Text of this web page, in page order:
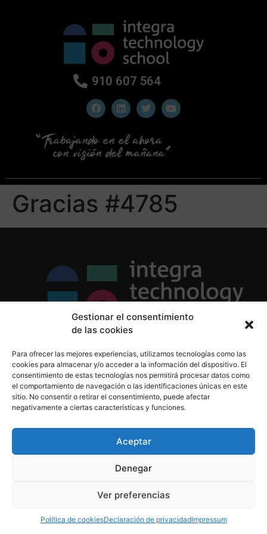
Gestionar el consentimiento
de las cookies
Para ofrecer las mejores experiencias, utilizamos tecnologías como las
cookies para almacenar y/o acceder a la información del dispositivo. El
consentimiento de estas tecnologías nos permitirá procesar datos como
el comportamiento de navegación o las identificaciones únicas en este
sitio. No consentir o retirar el consentimiento, puede afectar
negativamente a ciertas características y funciones.
Aceptar
Denegar
Ver preferencias
Política de cookiesDeclaración de privacidadImpressum
910 607 564
Gracias #4785
Política de Cookies
Aviso Legal
910 607 564
derechos reservados